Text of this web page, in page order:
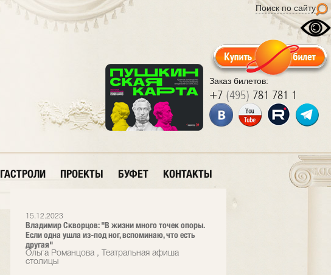
Поиск по сайту
Заказ билетов:
+7 (495) 781 781 1
ГАСТРОЛИ ПРОЕКТЫ БУФЕТ КОНТАКТЫ
15.12.2023
Владимир Скворцов: "В жизни много точек опоры.
Если одна ушла из-под ног, вспоминаю, что есть
другая"
Ольга Романцова , Театральная афиша
столицы